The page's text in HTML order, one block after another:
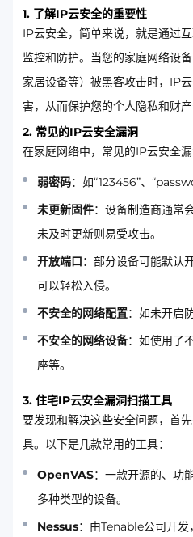
1. 了解IP云安全的重要性
IP云安全，简单来说，就是通过
监控和防护。当您的家庭网络设
家居设备等）被黑客攻击时，IP
害，从而保护您的个人隐私和财产
2. 常见的IP云安全漏洞
在家庭网络中，常见的IP云安全漏
弱密码：如“123456”、
未更新固件：设备制造商通常
未及时更新则易受攻击。
开放端口：部分设备可能默认
可以轻松入侵。
不安全的网络配置：如未开启
不安全的网络设备：如使用了
座等。
3. 住宅IP云安全漏洞扫描工具
要发现和解决这些安全问题，首
具。以下是几款常用的工具：
OpenVAS：一款开源的、功
多种类型的设备。
Nessus：由Tenable公司开